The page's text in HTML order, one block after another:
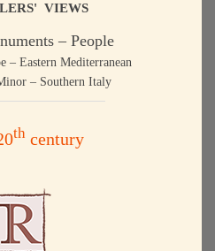
VIEWS
– People
– Eastern Mediterranean
– Southern Italy
thcentury